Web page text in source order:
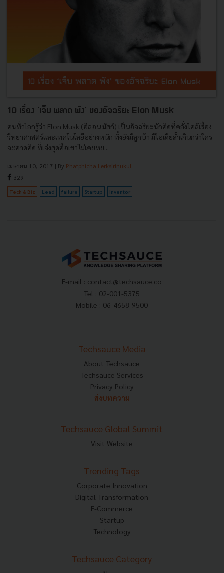
10 เรื่อง ‘เจ็บ พลาด พัง’ ของอัจฉริยะ Elon Musk
คนทั่วโลกรู้ว่า Elon Musk (อีลอน มัสก์) เป็นอัจฉริยะนักคิดที่คลั่งไคล้เรื่อง
วิทยาศาสตร์และเทคโนโลยีอย่างหนัก ทั้งยังมีลูกบ้า มีไอเดียล้ำเกินกว่าใคร
จะคาดคิด ที่เจ๋งสุดคือเขาไม่เคยหย...
เมษายน 10, 2017 | By Phatphicha Lerksirinukul
329
Tech & Biz Lead failure Startup Inventor
E-mail : contact@techsauce.co
Tel : 02-001-5375
Mobile : 06-4658-9500
Techsauce Media
About Techsauce
Techsauce Services
Privacy Policy
ส่งบทความ
Techsauce Global Summit
Visit Website
Trending Tags
Corporate Innovation
Digital Transformation
E-Commerce
Startup
Technology
Techsauce Category